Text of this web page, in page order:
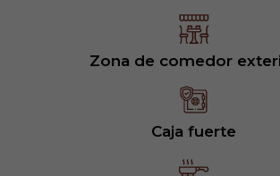
Zona de comedor
Caja fuerte